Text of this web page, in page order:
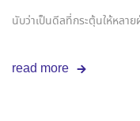
นับว่าเป็นดีลที่กระตุ้นให้หลา
read more